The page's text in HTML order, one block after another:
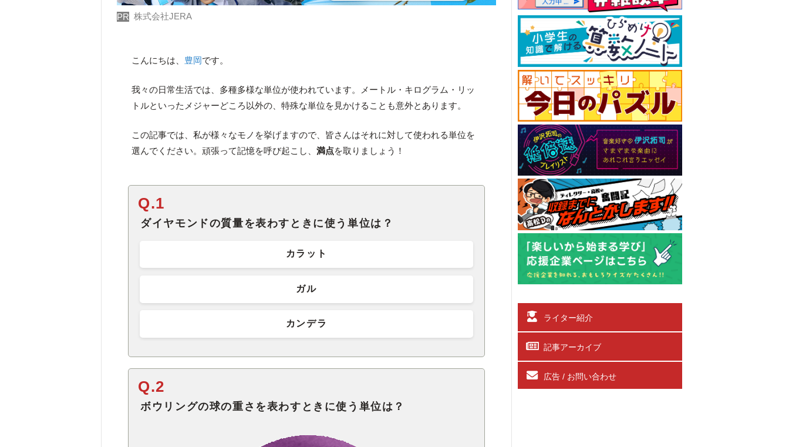
PR 株式会社JERA
こんにちは、 豊岡です。
我々の日常生活では、多種多様な単位が使われています。メートル・キログラム・リッ
トルといったメジャーどころ以外の、特殊な単位を見かけることも意外とあります。
この記事では、私が様々なモノを挙げますので、皆さんはそれに対して使われる単位を
選んでください。頑張って記憶を呼び起こし、満点を取りましょう！
Q.1
ダイヤモンドの質量を表わすときに使う単位は？
カラット
ガル
カンデラ
Q.2
ボウリングの球の重さを表わすときに使う単位は？
ライター紹介
記事アーカイブ
広告 / お問い合わせ